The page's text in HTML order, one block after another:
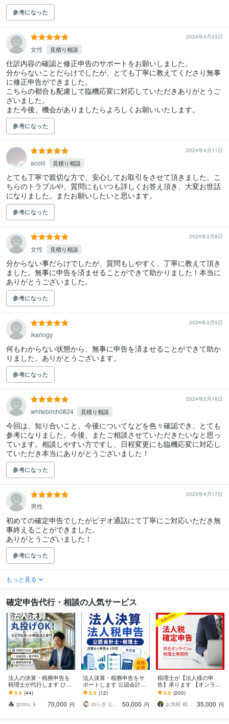
参考になった
2024年4月23日
女性 見積り相談
仕訳内容の確認と修正申告のサポートをお願いしました。
分からないことだらけでしたが、とても丁寧に教えてくださり無事
に修正申告ができました。
こちらの都合も配慮して臨機応変に対応していただきありがとうご
ざいました。
また今後、機会がありましたらよろしくお願いいたします。
参考になった
2024年4月11日
acolll 見積り相談
とても丁寧で親切な方で、安心してお取引をさせて頂きました。こ
ちらのトラブルや、質問にもいつも詳しくお答え頂き、大変お世話
になりました。またお願いしたいと思います。
参考になった
2024年3月8日
女性 見積り相談
分からない事だらけでしたが、質問もしやすく、丁寧に教えて頂き
ました。無事に申告を済ませることができて助かりました！本当に
ありがとうございました。
参考になった
2024年3月5日
ikaringy
何もわからない状態から、無事に申告を済ませることができて助か
りました。ありがとうございます。
参考になった
2024年2月18日
whitebirch0824 見積り相談
今回は、知り合いこと、今後についてなどを色々確認でき、とても
参考になりました。今後、またご相談させていただきたいなと思っ
ています。相談しやすい方ですし、日程変更にも臨機応変に対応し
ていただき本当にありがとうございました！
参考になった
2023年4月17日
男性
初めての確定申告でしたがビデオ通話にて丁寧にご対応いただき無
事終えることができました。
ありがとうございました！
参考になった
もっと見る
確定申告代行・相談の人気サービス
法人の決算・税務申告を
税理士が代行します ひと
り社長・小規模法人の決
算・申告を完結！
5.0 (44)
gotou_k
70,000 円
法人決算・税務申告をサ
ポートします 公認会計
士・税理士が会計確認か
ら電子申告まで対応
5.0 (12)
ゆらぎ 公認会計士・税理士
50,000 円
税理士が【法人様の申
告】承ります 【オンライ
ン申告専門なので、明瞭
料金・シンプル完結で
す】
5.0 (200)
お気軽 税理士
35,000 円